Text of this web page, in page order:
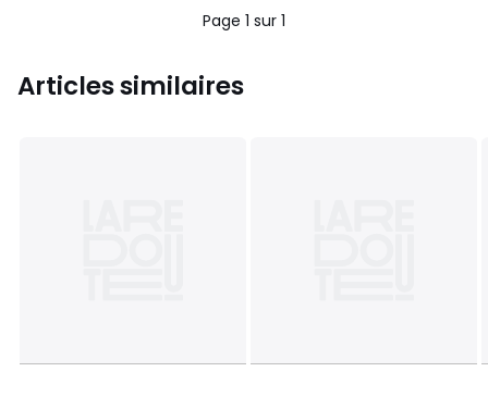
Page 1 sur 1
Articles similaires